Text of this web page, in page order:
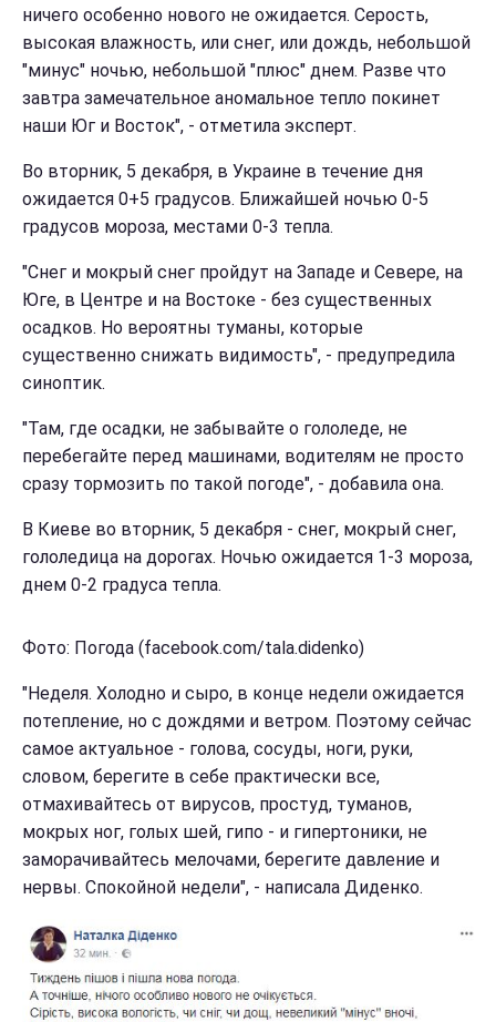
ничего особенно нового не ожидается. Серость,
высокая влажность, или снег, или дождь, небольшой
"минус" ночью, небольшой "плюс" днем. Разве что
завтра замечательное аномальное тепло покинет
наши Юг и Восток", - отметила эксперт.
Во вторник, 5 декабря, в Украине в течение дня
ожидается 0+5 градусов. Ближайшей ночью 0-5
градусов мороза, местами 0-3 тепла.
"Снег и мокрый снег пройдут на Западе и Севере, на
Юге, в Центре и на Востоке - без существенных
осадков. Но вероятны туманы, которые
существенно снижать видимость", - предупредила
синоптик.
"Там, где осадки, не забывайте о гололеде, не
перебегайте перед машинами, водителям не просто
сразу тормозить по такой погоде", - добавила она.
В Киеве во вторник, 5 декабря - снег, мокрый снег,
гололедица на дорогах. Ночью ожидается 1-3 мороза,
днем 0-2 градуса тепла.
Фото: Погода (facebook.com/tala.didenko)
"Неделя. Холодно и сыро, в конце недели ожидается
потепление, но с дождями и ветром. Поэтому сейчас
самое актуальное - голова, сосуды, ноги, руки,
словом, берегите в себе практически все,
отмахивайтесь от вирусов, простуд, туманов,
мокрых ног, голых шей, гипо - и гипертоники, не
заморачивайтесь мелочами, берегите давление и
нервы. Спокойной недели", - написала Диденко.